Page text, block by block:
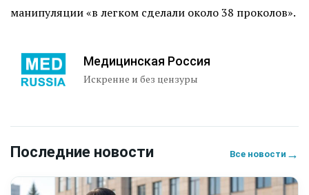
манипуляции «в легком сделали около 38 проколов».
Медицинская Россия
Искренне и без цензуры
Последние новости Все новости →